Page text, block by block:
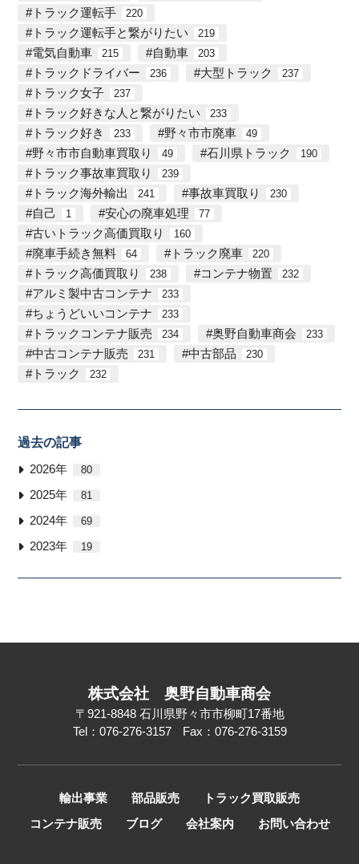
トラック運転手 220
トラック運転手と繋がりたい 219
電気自動車 215 自動車 203
トラックドライバー 236 大型トラック 237
トラック女子 237
トラック好きな人と繋がりたい 233
トラック好き 233 野々市市廃車 49
野々市市自動車買取り 49 石川県トラック 190
トラック事故車買取り 239
トラック海外輸出 241 事故車買取り 230
自己 1 安心の廃車処理 77
古いトラック高価買取り 160
廃車手続き無料 64 トラック廃車 220
トラック高価買取り 238 コンテナ物置 232
アルミ製中古コンテナ 233
ちょうどいいコンテナ 233
トラックコンテナ販売 234 奥野自動車商会 233
中古コンテナ販売 231 中古部品 230
トラック 232
過去の記事
2026年 80
2025年 81
2024年 69
2023年 19
株式会社 奥野自動車商会
〒921-8848 石川県野々市市柳町17番地
Tel：076-276-3157
Fax：076-276-3159
輸出事業 部品販売
トラック買取販売
コンテナ販売
ブログ 会社案内 お問い合わせ